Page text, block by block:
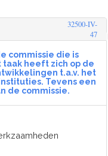
32500-IV-
47
commissie die is
heeft zich op de
t.a.v. het
Tevens een
de commissie.